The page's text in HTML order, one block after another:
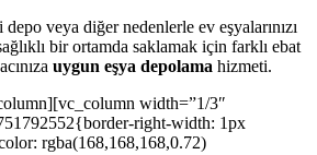
veya diğer nedenlerle ev eşyalarınızı
bir ortamda saklamak için farklı ebat
uygun eşya depolama hizmeti.
width=”1/3″
right-width: 1px
rgba(168,168,168,0.72)